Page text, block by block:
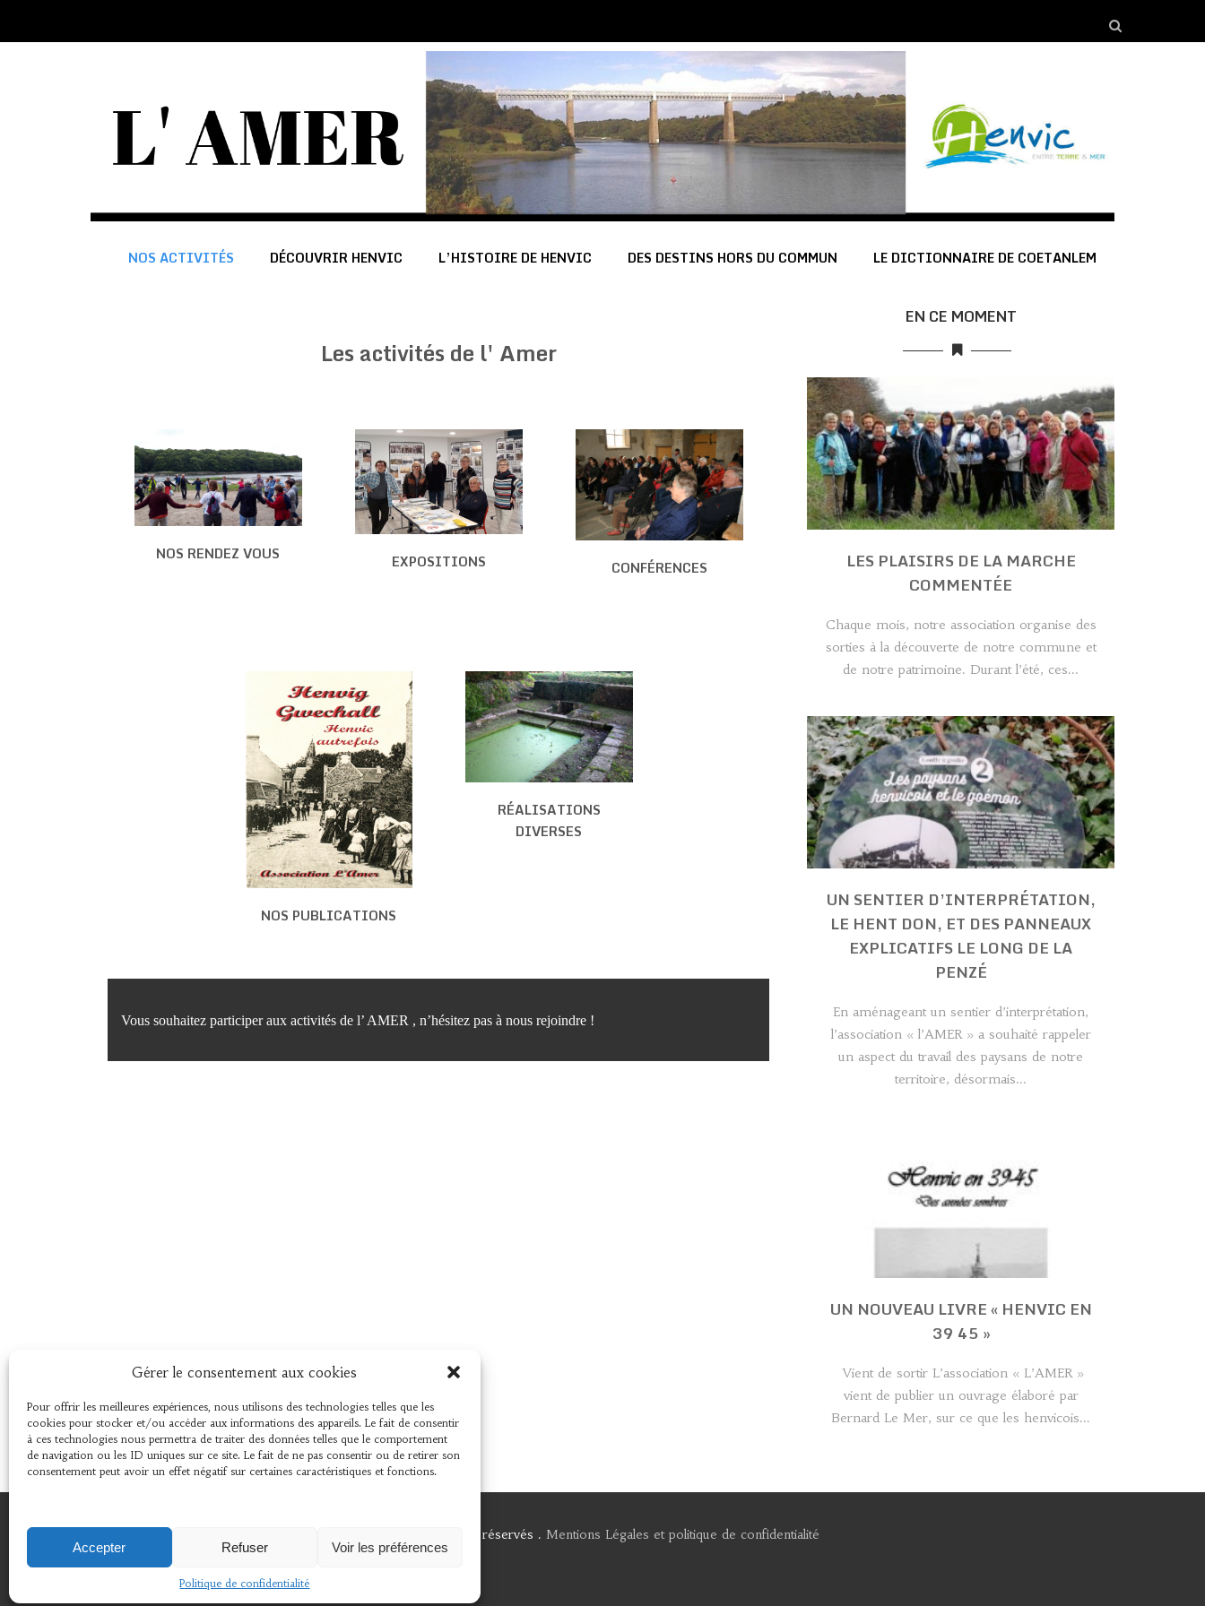
Gérer le consentement aux cookies
Pour offrir les meilleures expériences, nous utilisons des technologies telles que les
cookies pour stocker et/ou accéder aux informations des appareils. Le fait de consentir
à ces technologies nous permettra de traiter des données telles que le comportement
de navigation ou les ID uniques sur ce site. Le fait de ne pas consentir ou de retirer son
consentement peut avoir un effet négatif sur certaines caractéristiques et fonctions.
Accepter Refuser Voir les préférences
Politique de confidentialité
NOS ACTIVITÉS DÉCOUVRIR HENVIC L’HISTOIRE DE HENVIC DES DESTINS HORS DU COMMUN LE DICTIONNAIRE DE COETANLEM
Les activités de l' Amer
NOS RENDEZ VOUS EXPOSITIONS CONFÉRENCES
NOS PUBLICATIONS
RÉALISATIONS
DIVERSES
Vous souhaitez participer aux activités de l’ AMER , n’hésitez pas à nous rejoindre !
EN CE MOMENT
LES PLAISIRS DE LA MARCHE
COMMENTÉE
Chaque mois, notre association organise des
sorties à la découverte de notre commune et
de notre patrimoine. Durant l’été, ces...
UN SENTIER D’INTERPRÉTATION,
LE HENT DON, ET DES PANNEAUX
EXPLICATIFS LE LONG DE LA
PENZÉ
En aménageant un sentier d’interprétation,
l’association « l’AMER » a souhaité rappeler
un aspect du travail des paysans de notre
territoire, désormais...
UN NOUVEAU LIVRE « HENVIC EN
39 45 »
Vient de sortir L’association « L’AMER »
vient de publier un ouvrage élaboré par
Bernard Le Mer, sur ce que les henvicois...
© 2024 © 2018 Association L'Amer 29670 Henvic . Tous droits réservés . Mentions Légales et politique de confidentialité